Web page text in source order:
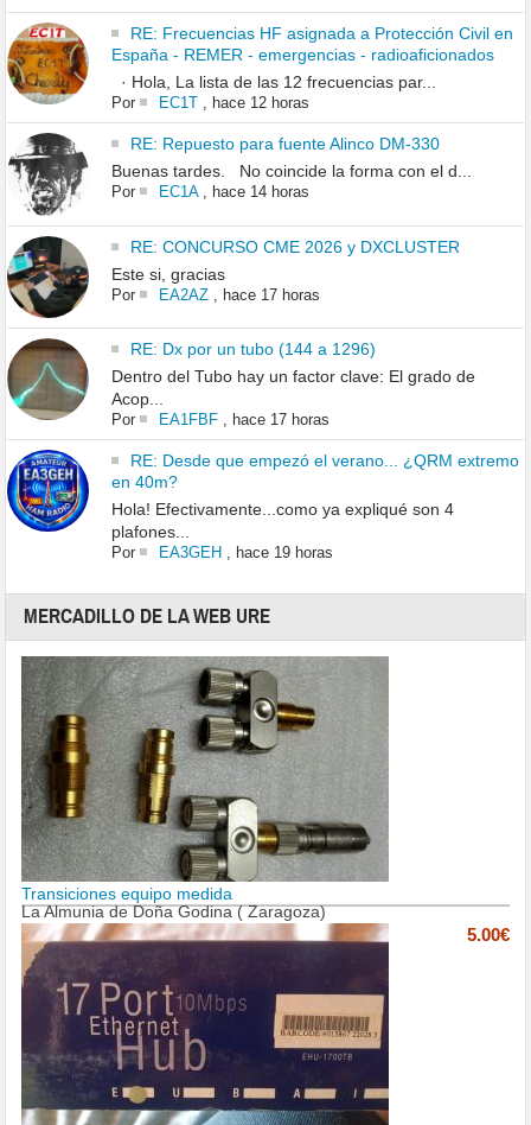
RE: Frecuencias HF asignada a Protección Civil en
España - REMER - emergencias - radioaficionados
· Hola, La lista de las 12 frecuencias par...
Por EC1T, hace 12 horas
RE: Repuesto para fuente Alinco DM-330
Buenas tardes. No coincide la forma con el d...
Por EC1A, hace 14 horas
RE: CONCURSO CME 2026 y DXCLUSTER
Este si, gracias
Por EA2AZ, hace 17 horas
RE: Dx por un tubo (144 a 1296)
Dentro del Tubo hay un factor clave: El grado de
Acop...
Por EA1FBF, hace 17 horas
RE: Desde que empezó el verano... ¿QRM extremo
en 40m?
Hola! Efectivamente...como ya expliqué son 4
plafones...
Por EA3GEH , hace 19 horas
MERCADILLO DE LA WEB URE
Transiciones equipo medida
La Almunia de Doña Godina ( Zaragoza)
5.00€